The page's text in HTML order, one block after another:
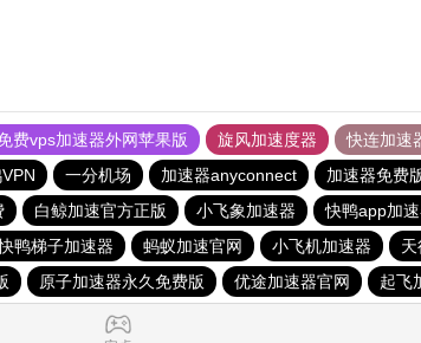
费vps加速器外网苹果版 旋风加速度器 快连加速
一分机场 加速器anyconnect 加速器免费
白鲸加速官方正版 小飞象加速器 快鸭app加
鸭梯子加速器 蚂蚁加速官网 小飞机加速器
原子加速器永久免费版 优途加速器官网 起飞